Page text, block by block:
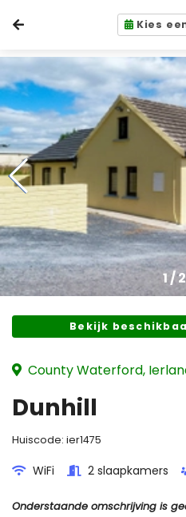
Kies
1 /
Bekijk
County Waterford,
Dunhill
Huiscode: ier1475
WiFi 2 slaapkamers
Onderstaande omschrijving is